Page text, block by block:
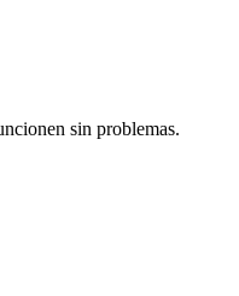
sin problemas.